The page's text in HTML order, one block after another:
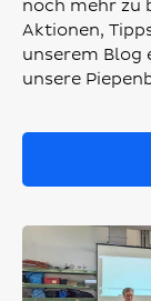
noch mehr zu
Aktionen,
unserem Blog
unsere